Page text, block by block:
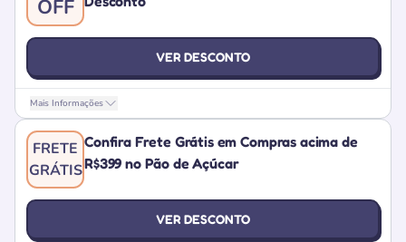
OFF
VER DESCONTO
Mais Informações
FRETE
GRÁTIS
Confira Frete Grátis em Compras acima de
R$399 no Pão de Açúcar
VER DESCONTO